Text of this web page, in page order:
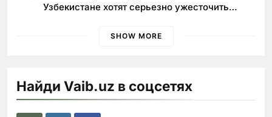
Узбекистане хотят серьезно ужесточить
SHOW MORE
Найди Vaib.uz в соцсетях